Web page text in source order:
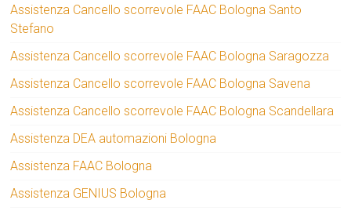
Assistenza Cancello scorrevole FAAC Bologna Santo
Stefano
Assistenza Cancello scorrevole FAAC Bologna Saragozza
Assistenza Cancello scorrevole FAAC Bologna Savena
Assistenza Cancello scorrevole FAAC Bologna Scandellara
Assistenza DEA automazioni Bologna
Assistenza FAAC Bologna
Assistenza GENIUS Bologna